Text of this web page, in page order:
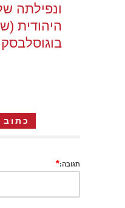
ונפילתה
היהודית
כתוב
תגובה:*